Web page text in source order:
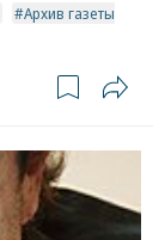
Архив газеты